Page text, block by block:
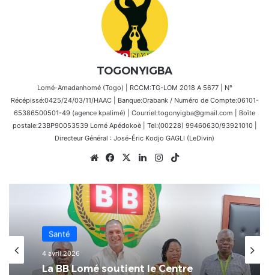
TOGONYIGBA
Lomé-Amadanhomé (Togo) | RCCM:TG-LOM 2018 A 5677 | N°
Récépissé:0425/24/03/11/HAAC | Banque:Orabank / Numéro de Compte:06101-
65386500501-49 (agence kpalimé) | Courriel:togonyigba@gmail.com | Boîte
postale:23BP90053539 Lomé Apédokoè | Tel:(00228) 99460630/93921010 |
Directeur Général : José-Éric Kodjo GAGLI (LeDivin)
WebsiteFacebook
X LinkedinInstagram
Santé
4 avril 2026
Santé
17 janvier 2026